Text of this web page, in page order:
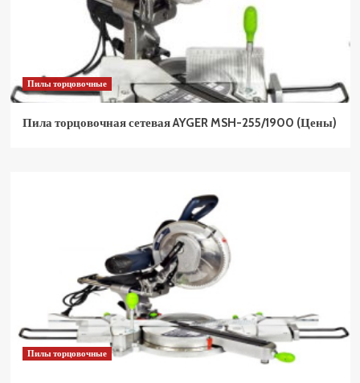
Пилы торцовочные
Пила торцовочная сетевая AYGER MSH-255/1900 (Цены)
Пилы торцовочные